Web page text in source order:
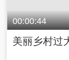
00:00:44
美丽乡村过